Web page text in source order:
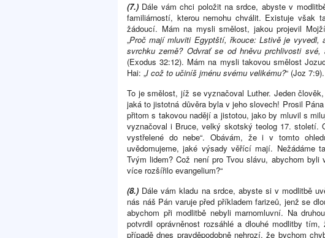
(7.) Dále vám chci položit na srdce, abyste v
familiárností, kterou nemohu chválit. Existuje však
žádoucí. Mám na mysli smělost, jakou projevil
„Proč mají mluviti Egyptští, řkouce: Lstivě je vyvedl,
svrchku země? Odvrať se od hněvu prchlivosti
(Exodus 32:12). Mám na mysli takovou smělost
Hai: „I což to učiníš jménu svému velikému?“ (Joz 7:9).
To je smělost, jíž se vyznačoval Luther. Jeden
jaká to jistotná důvěra byla v jeho slovech! Prosil
přitom s takovou nadějí a jistotou, jako by mluvil s
vyznačoval i Bruce, velký skotský teolog 17. století.
vystřelené do nebe“. Obávám, že i v tomto
uvědomujeme, jaké výsady věřící mají. Nežádáme
Tvým lidem? Což není pro Tvou slávu, abychom
více rozšířilo evangelium?“
(8.) Dále vám kladu na srdce, abyste si v modlitbě
nás náš Pán varuje před příkladem farizeů, jenž se
abychom při modlitbě nebyli marnomluvní. Na
potvrdil oprávněnost rozsáhlé a dlouhé modlitby
případě dnes pravděpodobně nehrozí, že bychom